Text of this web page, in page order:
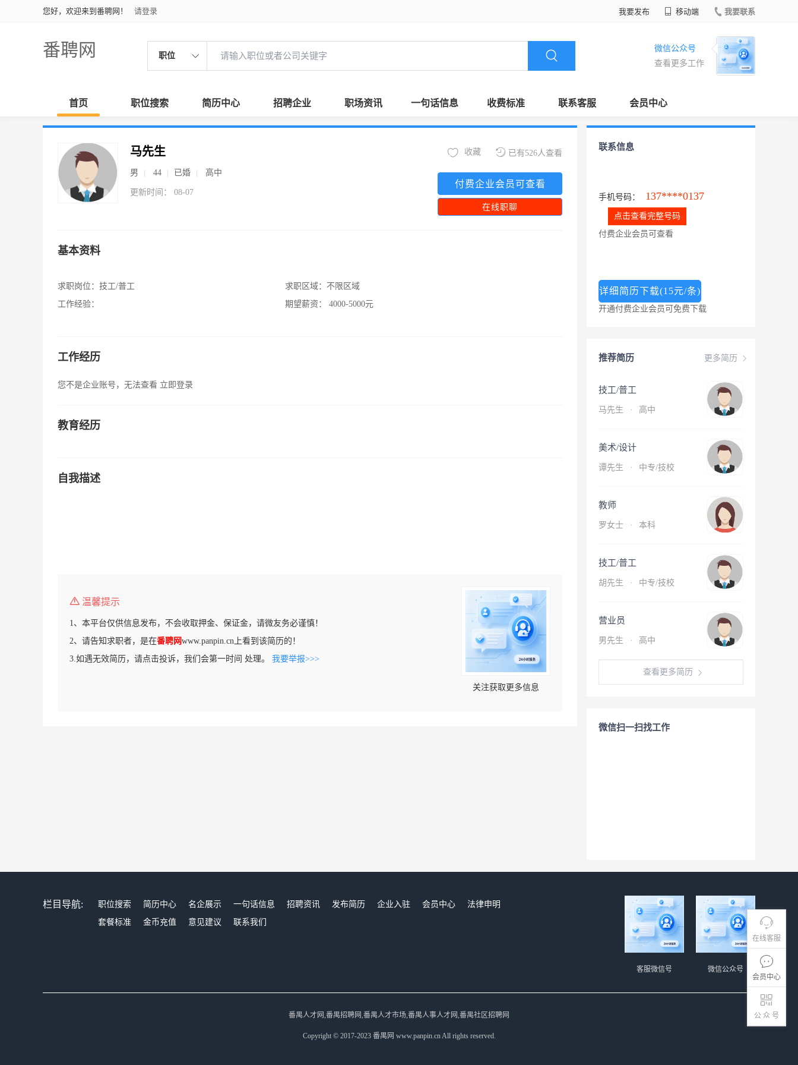
您好，欢迎来到番聘网！ 请登录 我要发布 移动端 我要联系
番聘网 职位
微信公众号
查看更多工作
首页 职位搜索 简历中心 招聘企业 职场资讯 一句话信息 收费标准 联系客服 会员中心
在线客服
会员中心
公 众 号
马先生
男 44 已婚 高中
更新时间： 08-07
已有526人查看
收藏
付费企业会员可查看
在线职聊
基本资料
求职岗位： 技工/普工
工作经验：
求职区域： 不限区域
期望薪资：
4000-5000元
工作经历
您不是企业账号，无法查看 立即登录
教育经历
自我描述
温馨提示
1、本平台仅供信息发布，不会收取押金、保证金，请微友务必谨慎！
2、请告知求职者，是在番聘网www.panpin.cn上看到该简历的！
3.如遇无效简历，请点击投诉，我们会第一时间 处理。 我要举报>>>
关注获取更多信息
联系信息
手机号码： 137****0137
点击查看完整号码
付费企业会员可查看
详细简历下载(15元/条)
开通付费企业会员可免费下载
更多简历
推荐简历
技工/普工
马先生 · 高中
美术/设计
谭先生 · 中专/技校
教师
罗女士 · 本科
技工/普工
胡先生 · 中专/技校
营业员
男先生 · 高中
查看更多简历
微信扫一扫找工作
栏目导航: 职位搜索 简历中心 名企展示 一句话信息 招聘资讯 发布简历 企业入驻 会员中心
法律申明
套餐标准
金币充值 意见建议 联系我们
微信公众号
客服微信号
番禺人才网,番禺招聘网,番禺人才市场,番禺人事人才网,番禺社区招聘网
Copyright © 2017-2023 番禺网 www.panpin.cn All rights reserved.